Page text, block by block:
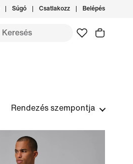
Súgó Csatlakozz Belépés
Rendezés szempontja